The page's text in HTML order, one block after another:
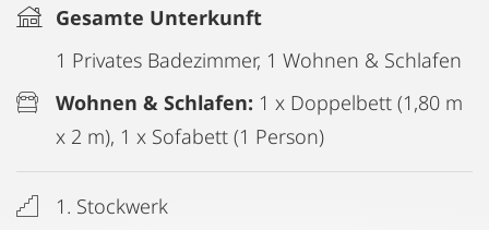
Gesamte Unterkunft
1 Privates Badezimmer, 1 Wohnen & Schlafen
Wohnen & Schlafen: 1 x Doppelbett (1,80 m
x 2 m), 1 x Sofabett (1 Person)
1. Stockwerk